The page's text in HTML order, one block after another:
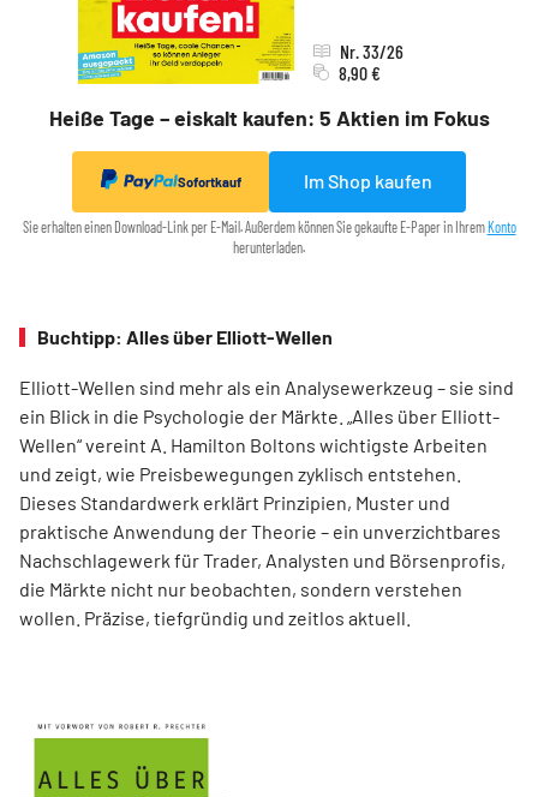
Heiße Tage – eiskalt kaufen: 5 Aktien im Fokus
Nr. 33/26
8,90 €
Sofortkauf Im Shop kaufen
Sie erhalten einen Download-Link per E-Mail. Außerdem können Sie gekaufte E-Paper in IhremKonto
herunterladen.
Buchtipp: Alles über Elliott-Wellen
Elliott-Wellen sind mehr als ein Analysewerkzeug – sie sind
ein Blick in die Psychologie der Märkte. „Alles über Elliott-
Wellen“ vereint A. Hamilton Boltons wichtigste Arbeiten
und zeigt, wie Preisbewegungen zyklisch entstehen.
Dieses Standardwerk erklärt Prinzipien, Muster und
praktische Anwendung der Theorie – ein unverzichtbares
Nachschlagewerk für Trader, Analysten und Börsenprofis,
die Märkte nicht nur beobachten, sondern verstehen
wollen. Präzise, tiefgründig und zeitlos aktuell.